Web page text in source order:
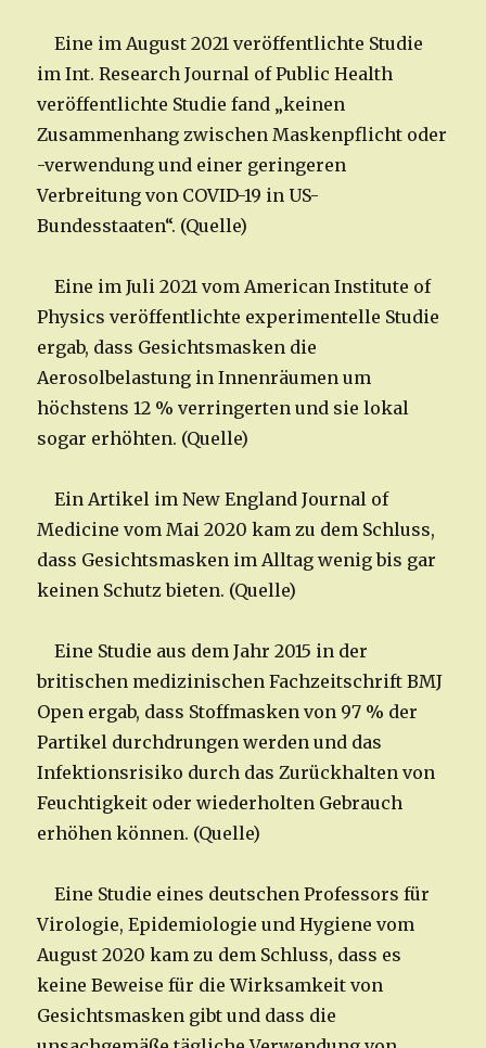
Eine im August 2021 veröffentlichte Studie
im Int. Research Journal of Public Health
veröffentlichte Studie fand „keinen
Zusammenhang zwischen Maskenpflicht oder
-verwendung und einer geringeren
Verbreitung von COVID-19 in US-
Bundesstaaten“. (Quelle)
Eine im Juli 2021 vom American Institute of
Physics veröffentlichte experimentelle Studie
ergab, dass Gesichtsmasken die
Aerosolbelastung in Innenräumen um
höchstens 12 % verringerten und sie lokal
sogar erhöhten. (Quelle)
Ein Artikel im New England Journal of
Medicine vom Mai 2020 kam zu dem Schluss,
dass Gesichtsmasken im Alltag wenig bis gar
keinen Schutz bieten. (Quelle)
Eine Studie aus dem Jahr 2015 in der
britischen medizinischen Fachzeitschrift BMJ
Open ergab, dass Stoffmasken von 97 % der
Partikel durchdrungen werden und das
Infektionsrisiko durch das Zurückhalten von
Feuchtigkeit oder wiederholten Gebrauch
erhöhen können. (Quelle)
Eine Studie eines deutschen Professors für
Virologie, Epidemiologie und Hygiene vom
August 2020 kam zu dem Schluss, dass es
keine Beweise für die Wirksamkeit von
Gesichtsmasken gibt und dass die